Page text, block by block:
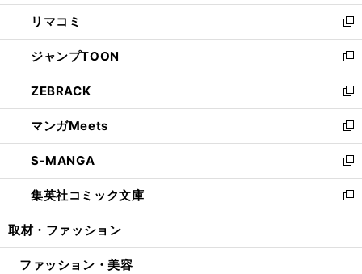
ウ
で
開
く
ン
ド
ウ
で
開
く
ウ
ィ
ン
ド
ウ
で
開
く
し
い
ウ
ィ
ン
ド
ウ
で
開
く
リマコミ
新
し
い
ウ
ィ
ン
ド
ウ
で
開
く
ジャンプTOON
新
し
い
ウ
ィ
ン
ド
ウ
で
開
ZEBRACK
新
し
い
ウ
ィ
ン
ド
ウ
開
マンガMeets
新
し
い
ウ
ィ
ン
ウ
S-MANGA
新
し
い
ウ
ン
集英社コミック文庫
新
し
ウ
取材・ファッション
ファッション・美容